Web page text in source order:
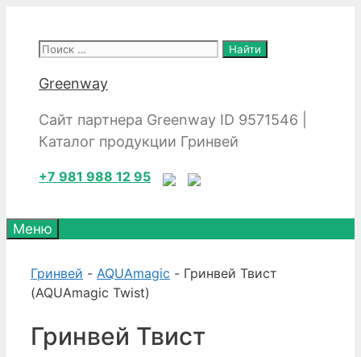
содержимому
Поиск:
Greenway
Сайт партнера Greenway ID 9571546 |
Каталог продукции Гринвей
+7 981 988 12 95
Меню
Гринвей - AQUAmagic - Гринвей Твист
(AQUAmagic Twist)
Гринвей Твист